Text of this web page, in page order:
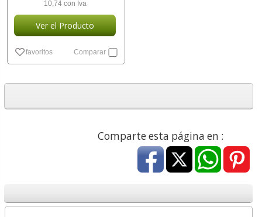
10,74 con Iva
Ver el Producto
favoritos Comparar
Comparte esta página en :